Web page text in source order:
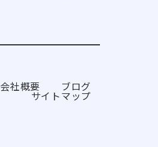
会社概要 ブログ
サイトマップ